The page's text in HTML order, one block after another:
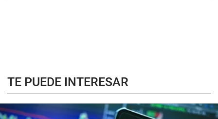
TE PUEDE INTERESAR